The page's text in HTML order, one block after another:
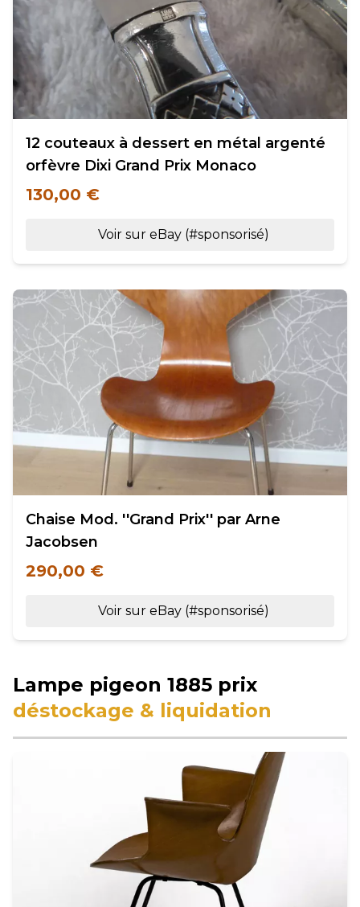
12 couteaux à dessert en métal argenté
orfèvre Dixi Grand Prix Monaco
130,00 €
Voir sur eBay (#sponsorisé)
Chaise Mod. ''Grand Prix'' par Arne
Jacobsen
290,00 €
Voir sur eBay (#sponsorisé)
Lampe pigeon 1885 prix
déstockage & liquidation